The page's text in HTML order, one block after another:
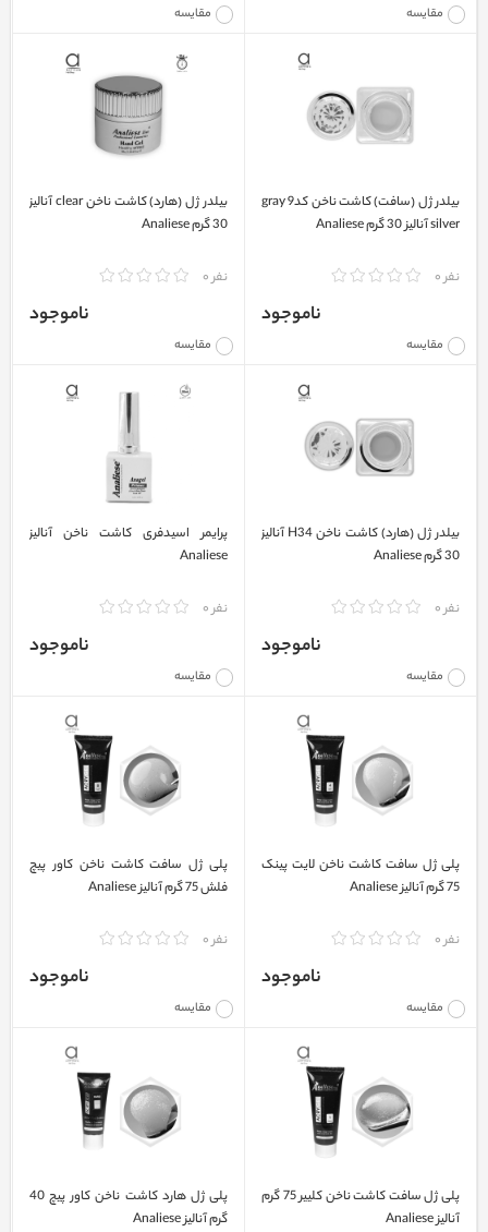
مقایسه مقایسه
بیلدر ژل (سافت) کاشت ناخن کد9 gray
silver آنالیز 30 گرم Analiese
نفر 0
مقایسه
ناموجود
بیلدر ژل (هارد) کاشت ناخن clear آنالیز
30 گرم Analiese
نفر 0
مقایسه
ناموجود
بیلدر ژل (هارد) کاشت ناخن H34 آنالیز
30 گرم Analiese
نفر 0
مقایسه
ناموجود
پرایمر اسیدفری کاشت ناخن آنالیز
Analiese
نفر 0
مقایسه
ناموجود
پلی ژل سافت کاشت ناخن لایت پینک
75 گرم آنالیز Analiese
نفر 0
مقایسه
ناموجود
پلی ژل سافت کاشت ناخن کاور پیچ
فلش 75 گرم آنالیز Analiese
نفر 0
مقایسه
ناموجود
پلی ژل سافت کاشت ناخن کلییر 75 گرم
آنالیز Analiese
پلی ژل هارد کاشت ناخن کاور پیچ 40
گرم آنالیز Analiese